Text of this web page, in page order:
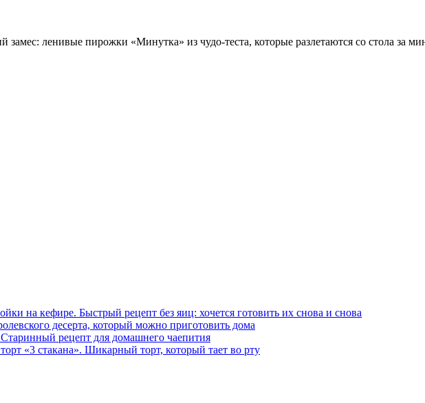
замес: ленивые пирожки «Минутка» из чудо-теста, которые разлетаются со стола за
на кефире. Быстрый рецепт без яиц: хочется готовить их снова и снова
десерта, который можно приготовить дома
рецепт для домашнего чаепития
«3 стакана». Шикарный торт, который тает во рту